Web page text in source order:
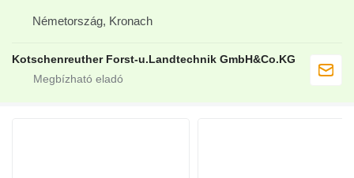
Németország, Kronach
Kotschenreuther Forst-u.Landtechnik GmbH&Co.KG